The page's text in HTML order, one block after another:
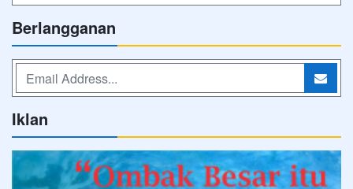
Berlangganan
Iklan